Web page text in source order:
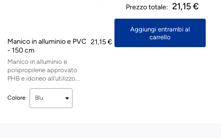
Manico in alluminio e PVC
- 150 cm
Manico in alluminio e
polipropilene approvato
PHB e idoneo all'utilizzo...
21,15 €
Colore
Prezzo totale: 21,15 €
Aggiungi entrambi al
carrello